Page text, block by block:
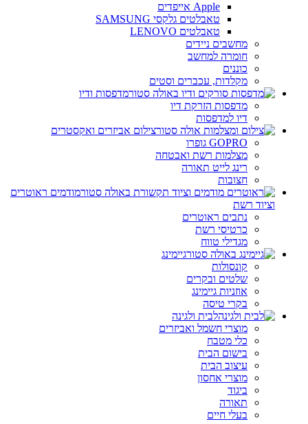
Apple אייפדים
טאבלטים גלקסי SAMSUNG
טאבלטים LENOVO
מחשבים ניידים
חומרה למחשב
כוננים
מקלדות, עכברים וסטים
מדפסות ודיו
מדפסות הזרקת דיו
דיו למדפסות
צילום אביזרים ואקסטרים
GOPRO גופרו
מצלמות רשת ואבטחה
רינג לייט תאורה
חצובות
מודמים ראוטרים
וציוד רשת
נתבים ראוטרים
כרטיסי רשת
מגדילי טווח
גיימינג
קונסולות
שלטים ובקרים
אוזניות גיימינג
בקרי טיסה
לבית ולגינה
מוצרי חשמל ואביזרים
כלי מטבח
בישום הבית
עיצוב הבית
מוצרי אחסון
ביגוד
תאורה
בעלי חיים